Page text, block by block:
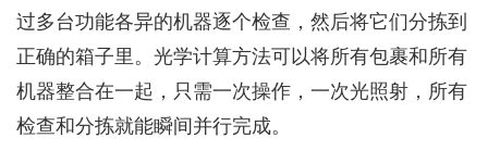
过多台功能各异的机器逐个检查，然后将它们分拣到
正确的箱子里。光学计算方法可以将所有包裹和所有
机器整合在一起，只需一次操作，一次光照射，所有
检查和分拣就能瞬间并行完成。